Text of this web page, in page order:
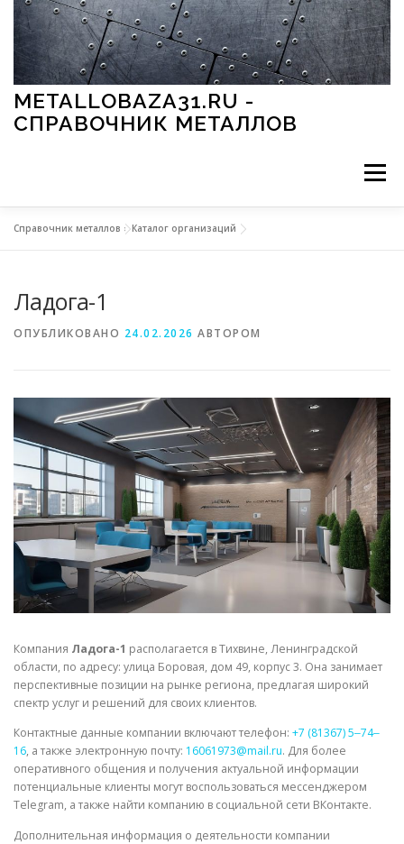
Перейти к содержимому
METALLOBAZA31.RU -
СПРАВОЧНИК МЕТАЛЛОВ
Меню
МЕТАЛЛЫ И ОКРУЖАЮЩАЯ СРЕДА
СВОЙСТВА МЕТАЛЛОВ СОРТА МЕТАЛЛОВ
СТАТЬИ
Справочник металлов »Каталог организаций
Ладога-1
ОПУБЛИКОВАНО 24.02.2026 АВТОРОМ
Компания Ладога-1 располагается в Тихвине, Ленинградской
области, по адресу: улица Боровая, дом 49, корпус 3. Она занимает
перспективные позиции на рынке региона, предлагая широкий
спектр услуг и решений для своих клиентов.
Контактные данные компании включают телефон: +7 (81367) 5‒74‒
16, а также электронную почту: 16061973@mail.ru. Для более
оперативного общения и получения актуальной информации
потенциальные клиенты могут воспользоваться мессенджером
Telegram, а также найти компанию в социальной сети ВКонтакте.
Дополнительная информация о деятельности компании